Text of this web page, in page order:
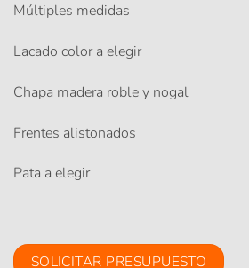
Múltiples medidas
Lacado color a elegir
Chapa madera roble y nogal
Frentes alistonados
Pata a elegir
SOLICITAR PRESUPUESTO